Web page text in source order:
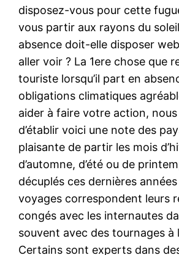
disposez-vous pour cette
vous partir aux rayons du
absence doit-elle disposer
aller voir ? La 1ere chose que
touriste lorsqu’il part en
obligations climatiques
aider à faire votre action,
d’établir voici une note des
plaisante de partir les mois
d’automne, d’été ou de
décuplés ces dernières
voyages correspondent leurs
congés avec les internautes
souvent avec des tournages à
Certains sont experts dans